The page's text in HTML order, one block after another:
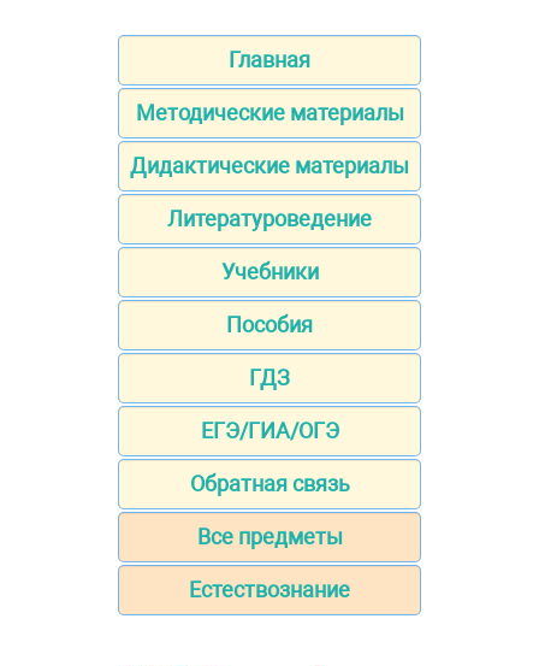
Главная
Методические материалы
Дидактические материалы
Литературоведение
Учебники
Пособия
ГДЗ
ЕГЭ/ГИА/ОГЭ
Обратная связь
Все предметы
Естествознание